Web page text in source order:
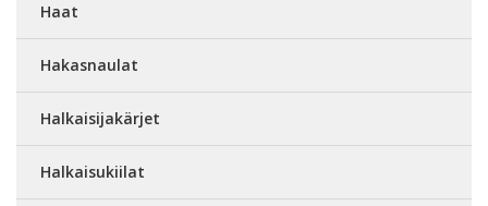
Haat
Hakasnaulat
Halkaisijakärjet
Halkaisukiilat